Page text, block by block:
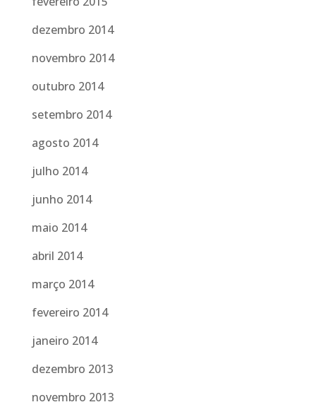
dezembro 2014
novembro 2014
outubro 2014
setembro 2014
agosto 2014
julho 2014
junho 2014
maio 2014
abril 2014
março 2014
fevereiro 2014
janeiro 2014
dezembro 2013
novembro 2013